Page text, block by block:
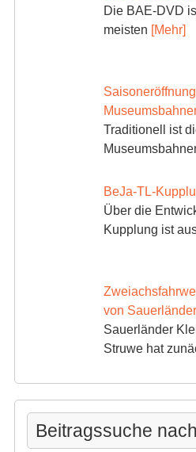
Die BAE-DVD
meisten [Mehr]
Traditionell ist
BeJa-TL-
Über die
Kupplung ist
von
Sauerländer
Struwe hat
Beitragssuche